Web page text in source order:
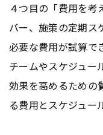
４つ目の「費用を考
バー、施策の定期ス
必要な費用が試算で
チームやスケジュー
効果を高めるための
る費用とスケジュー